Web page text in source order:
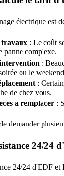
électrique est
travaux : Le coût
panne complexe.
:
ou le
:
de chez vous.
à remplacer :
demander
24/24
24/24 d'EDF